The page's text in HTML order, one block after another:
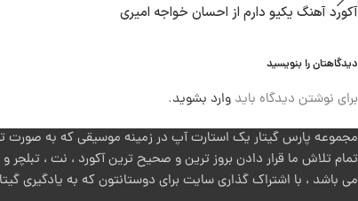
آکورد آهنگ یکیو دارم از احسان خواجه امیری
دیدگاهتان را بنویسید
برای نوشتن دیدگاه باید وارد بشوید.
مجموعه پارس گیتار یک استارت آپ در زمینه موسیقی که به صورت
تمام تلاش ما قرار دادن بروز ترین و صحیح ترین آکورد ، نت ،
می باشد ، با اشتراک گذاری سایت برای دوستانتون که به یادگیری